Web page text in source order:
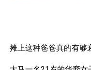
摊上这种爸爸真的有够